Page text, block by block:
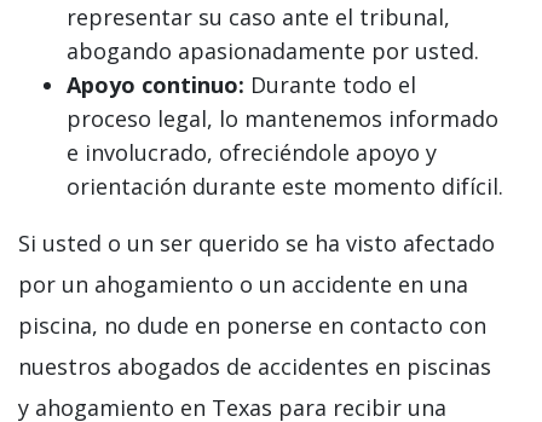
representar su caso ante el tribunal,
abogando apasionadamente por usted.
Apoyo continuo: Durante todo el
proceso legal, lo mantenemos informado
e involucrado, ofreciéndole apoyo y
orientación durante este momento difícil.
Si usted o un ser querido se ha visto afectado
por un ahogamiento o un accidente en una
piscina, no dude en ponerse en contacto con
nuestros abogados de accidentes en piscinas
y ahogamiento en Texas para recibir una